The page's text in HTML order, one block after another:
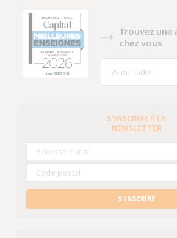
Trouvez une
chez vous
S’INSCRIRE À LA
NEWSLETTER
S’INSCRIRE